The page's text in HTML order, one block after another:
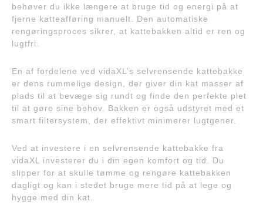
behøver du ikke længere at bruge tid og energi på at
fjerne katteafføring manuelt. Den automatiske
rengøringsproces sikrer, at kattebakken altid er ren og
lugtfri.
En af fordelene ved vidaXL’s selvrensende kattebakke
er dens rummelige design, der giver din kat masser af
plads til at bevæge sig rundt og finde den perfekte plet
til at gøre sine behov. Bakken er også udstyret med et
smart filtersystem, der effektivt minimerer lugtgener.
Ved at investere i en selvrensende kattebakke fra
vidaXL investerer du i din egen komfort og tid. Du
slipper for at skulle tømme og rengøre kattebakken
dagligt og kan i stedet bruge mere tid på at lege og
hygge med din kat.